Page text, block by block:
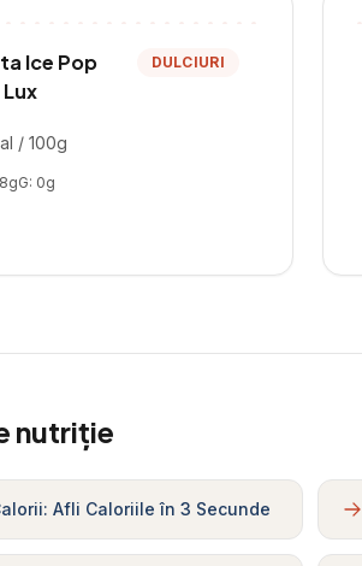
Ice Pop
DULCIURI
/ 100g
gG: 0g
nutriție
Afli Caloriile în 3 Secunde